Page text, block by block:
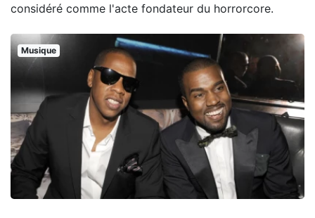
considéré comme l'acte fondateur du horrorcore.
Musique